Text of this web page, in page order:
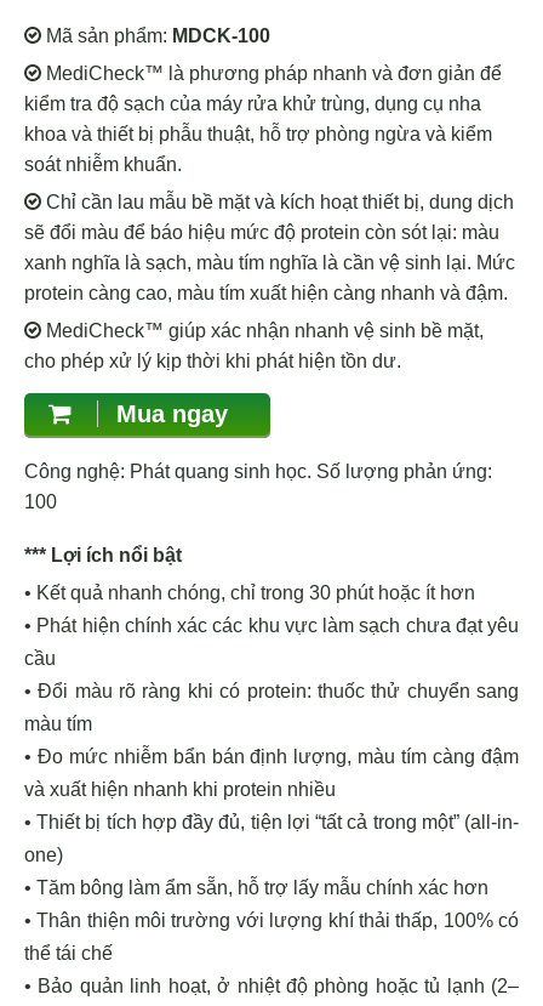
Mã sản phẩm: MDCK-100
MediCheck™ là phương pháp nhanh và đơn giản để
kiểm tra độ sạch của máy rửa khử trùng, dụng cụ nha
khoa và thiết bị phẫu thuật, hỗ trợ phòng ngừa và kiểm
soát nhiễm khuẩn.
Chỉ cần lau mẫu bề mặt và kích hoạt thiết bị, dung dịch
sẽ đổi màu để báo hiệu mức độ protein còn sót lại: màu
xanh nghĩa là sạch, màu tím nghĩa là cần vệ sinh lại. Mức
protein càng cao, màu tím xuất hiện càng nhanh và đậm.
MediCheck™ giúp xác nhận nhanh vệ sinh bề mặt,
cho phép xử lý kịp thời khi phát hiện tồn dư.
Mua ngay
Công nghệ: Phát quang sinh học. Số lượng phản ứng:
100
*** Lợi ích nổi bật
• Kết quả nhanh chóng, chỉ trong 30 phút hoặc ít hơn
• Phát hiện chính xác các khu vực làm sạch chưa đạt yêu
cầu
• Đổi màu rõ ràng khi có protein: thuốc thử chuyển sang
màu tím
• Đo mức nhiễm bẩn bán định lượng, màu tím càng đậm
và xuất hiện nhanh khi protein nhiều
• Thiết bị tích hợp đầy đủ, tiện lợi “tất cả trong một” (all-in-
one)
• Tăm bông làm ẩm sẵn, hỗ trợ lấy mẫu chính xác hơn
• Thân thiện môi trường với lượng khí thải thấp, 100% có
thể tái chế
• Bảo quản linh hoạt, ở nhiệt độ phòng hoặc tủ lạnh (2–